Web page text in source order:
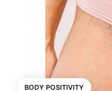
BODY POSITIVITY